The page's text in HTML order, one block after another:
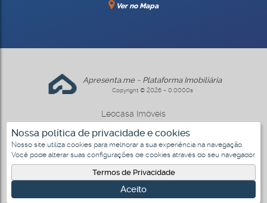
Nossa política de privacidade e cookies
Nosso site utiliza cookies para melhorar a sua experiência na navegação.
Você pode alterar suas configurações de cookies através do seu navegador.
Termos de Privacidade
Aceito
Ver no Mapa
Apresenta.me ~ Plataforma Imobiliária
Copyright © 2026 ~ 0.0000s
Leocasa Imóveis